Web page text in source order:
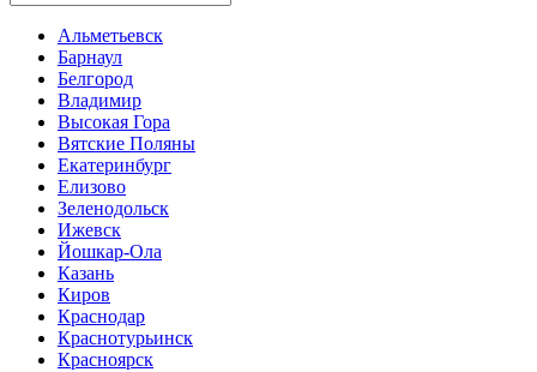
Альметьевск
Барнаул
Белгород
Владимир
Высокая Гора
Вятские Поляны
Екатеринбург
Елизово
Зеленодольск
Ижевск
Йошкар-Ола
Казань
Киров
Краснодар
Краснотурьинск
Красноярск